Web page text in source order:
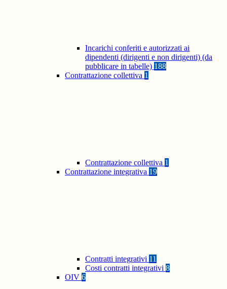
Incarichi conferiti e autorizzati ai
dipendenti (dirigenti e non dirigenti) (da
pubblicare in tabelle) 188
Contrattazione collettiva 1
Contrattazione collettiva 1
Contrattazione integrativa 19
Contratti integrativi 11
Costi contratti integrativi 8
OIV 6